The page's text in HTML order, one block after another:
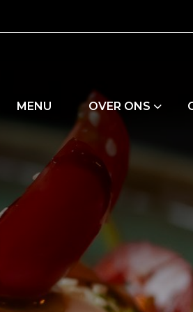
MENU OVER ONS